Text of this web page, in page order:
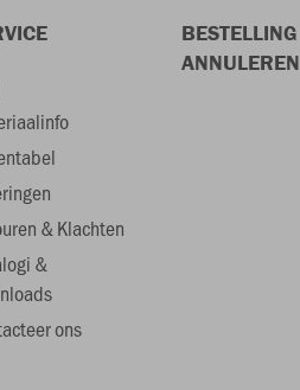
& Klachten
&
ons
BESTELLING
ANNULEREN